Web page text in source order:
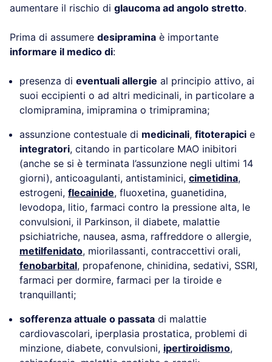
aumentare il rischio di glaucoma ad angolo stretto.
Prima di assumere desipramina è importante
informare il medico di:
presenza di eventuali allergie al principio attivo, ai
suoi eccipienti o ad altri medicinali, in particolare a
clomipramina, imipramina o trimipramina;
assunzione contestuale di medicinali, fitoterapici e
integratori, citando in particolare MAO inibitori
(anche se si è terminata l’assunzione negli ultimi 14
giorni), anticoagulanti, antistaminici, cimetidina,
estrogeni, flecainide, fluoxetina, guanetidina,
levodopa, litio, farmaci contro la pressione alta, le
convulsioni, il Parkinson, il diabete, malattie
psichiatriche, nausea, asma, raffreddore o allergie,
metilfenidato, miorilassanti, contraccettivi orali,
fenobarbital, propafenone, chinidina, sedativi, SSRI,
farmaci per dormire, farmaci per la tiroide e
tranquillanti;
sofferenza attuale o passata di malattie
cardiovascolari, iperplasia prostatica, problemi di
minzione, diabete, convulsioni, ipertiroidismo,